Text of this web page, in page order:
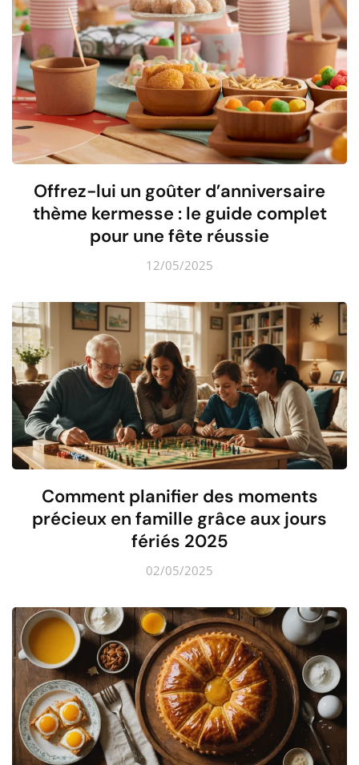
Offrez-lui un goûter d’anniversaire
thème kermesse : le guide complet
pour une fête réussie
12/05/2025
Comment planifier des moments
précieux en famille grâce aux jours
fériés 2025
02/05/2025